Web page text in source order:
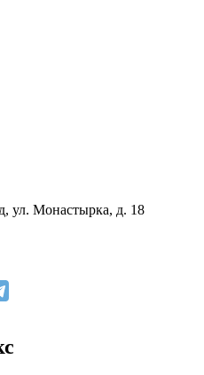
ул. Монастырка, д. 18